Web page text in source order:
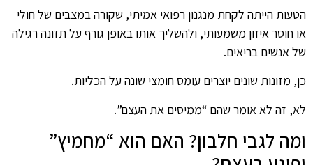
הטעות הייתה לקחת מנגנון רפואי אמיתי, שקורה במצבים של חולי
או חוסר איזון משמעותי, ולהשליך אותו באופן גורף על תזונה רגילה
של אנשים בריאים.
כן, מזונות שונים יוצרים עומס חומצי שונה על הכליות.
לא, זה לא אומר שהם “ממיסים את העצם”.
ומה לגבי חלבון? האם הוא “מחמיץ”